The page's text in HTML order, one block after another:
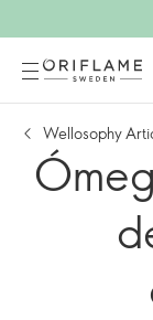
Wellosophy